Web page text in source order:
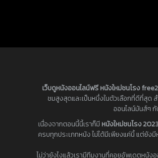
เว็บดูหนังออนไลน์ฟรี หนังใหม่ชนโรง
ชมสูงสุดและเป็นหนึ่งในตัวเลือกที่ดีที่สุด
ออนไลน์มันส์ๆ
เนื่องจากตอนนี้นี้เราก็มี หนังใหม่ชนโรง
ครบทุกประเภทหนัง ไม่ได้มีเพียงแค่นี้ แต่ยัง
ไม่ว่ายังไงแล้วเรามีทีมงานที่คอยอัพเดตหนัง